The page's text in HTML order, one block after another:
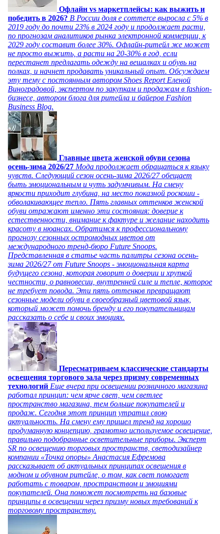
Офлайн vs маркетплейсы: как выжить и
победить в 2026? В России доля e commerce выросла с 5% в
2019 году до почти 23% в 2024 году и продолжает расти,
по прогнозам аналитиков рынка электронной коммерции, к
2029 году составит более 30%. Офлайн-ритейл же может
не просто выжить, а расти на 20-30% в год, если
перестанет предлагать одежду на вешалках и обувь на
полках, и начнет продавать уникальный опыт. Обсуждаем
эту тему с постоянным автором Shoes Report Еленой
Виноградовой, экспертом по закупкам и продажам в fashion-
бизнесе, автором блога для ритейла и байеров Fashion
Business Blog.
Главные цвета женской обуви сезона
осень-зима 2026/27 Мода продолжает обращаться к языку
чувств. Следующий сезон осень-зима 2026/27 обещает
быть эмоциональным и чуть задумчивым. На смену
яркости приходит глубина, на место показной роскоши -
обволакивающее тепло. Пять главных оттенков женской
обуви отражают именно эти состояния: доверие к
естественности, внимание к фактуре и желание находить
красоту в нюансах. Обратимся к профессиональному
прогнозу сезонных остромодных цветов от
международного тренд-бюро Future Snoops.
Представленная в статье часть палитры сезона осень-
зима 2026/27 от Future Snoops - эмоциональная карта
будущего сезона, которая говорит о доверии и хрупкой
честности, о равновесии, внутренней силе и тепле, которое
не требует повода. Эти пять оттенков превращают
сезонные модели обуви в своеобразный цветовой язык,
который может помочь бренду и его покупательницам
рассказать о себе и своих эмоциях.
Пересматриваем классические стандарты
освещения торгового зала через призму современных
технологий Еще вчера при освещении розничного магазина
работал принцип: чем ярче свет, чем светлее
пространство магазина, тем больше покупателей и
продаж. Сегодня этот принцип утратил свою
актуальность. На смену ему пришел тренд на хорошо
продуманную концепцию, грамотно используемое освещение,
правильно подобранные осветительные приборы. Эксперт
SR по освещению торговых пространств, светодизайнер
компании «Точка опоры» Анастасия Ефремова
рассказывает об актуальных принципах освещения в
модном и обувном ритейле, о том, как свет помогает
работать с товаром, пространством и эмоциями
покупателей. Она поможет посмотреть на базовые
принципы в освещении через призму новых требований к
торговому пространству.